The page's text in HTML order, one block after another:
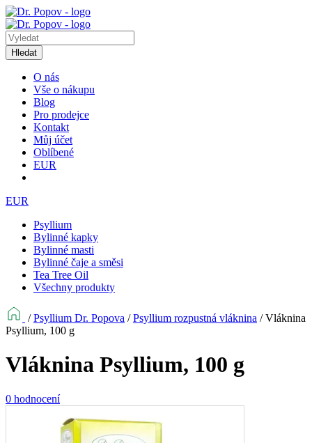
Hledat
O nás
Vše o nákupu
Blog
Pro prodejce
Kontakt
Můj účet
Oblíbené
EUR
EUR
Psyllium
Bylinné kapky
Bylinné masti
Bylinné čaje a směsi
Tea Tree Oil
Všechny produkty
/Psyllium Dr. Popova /Psyllium rozpustná vláknina /Vláknina
Psyllium, 100 g
Vláknina Psyllium, 100 g
0 hodnocení